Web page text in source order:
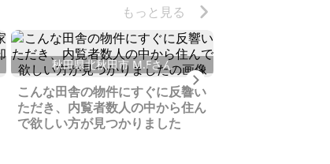
もっと見る
秋田県北秋田市 M.Fさん
こんな田舎の物件にすぐに反響い
ただき、内覧者数人の中から住ん
で欲しい方が見つかりました
Next